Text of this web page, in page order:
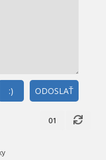
ODOSLAŤ
:)
01